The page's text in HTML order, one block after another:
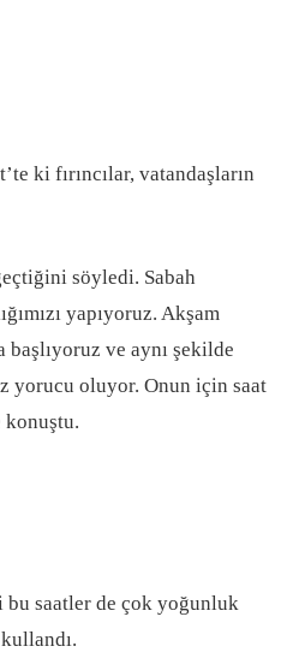
ki fırıncılar, vatandaşların
söyledi. Sabah
yapıyoruz. Akşam
ve aynı şekilde
yorucu oluyor. Onun için saat
konuştu.
bu saatler de çok yoğunluk